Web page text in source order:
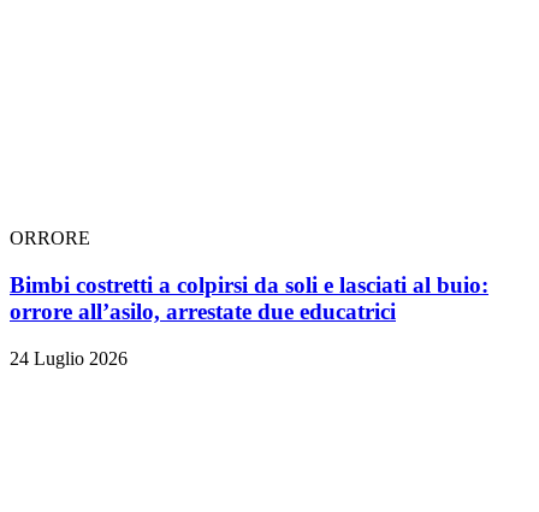
ORRORE
Bimbi costretti a colpirsi da soli e lasciati al buio:
orrore all’asilo, arrestate due educatrici
24 Luglio 2026